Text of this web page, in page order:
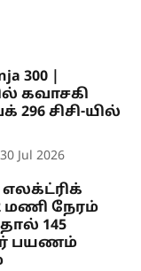
300 |
கவாசகி
சிசி-யில்
30 Jul 2026
எலக்ட்ரிக்
மணி நேரம்
145
பயணம்